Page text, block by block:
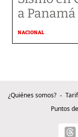
a Panamá
NACIONAL
¿Quiénes somos?
Puntos